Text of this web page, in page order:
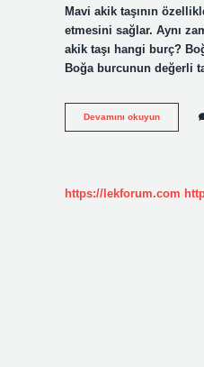
Mavi akik taşının
etmesini sağlar. Aynı
akik taşı hangi burç?
Boğa burcunun değerli
Devamını okuyunMavi
Taş
https://lekforum.com